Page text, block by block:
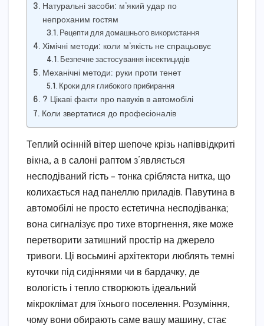
Натуральні засоби: м’який удар по
непроханим гостям
Рецепти для домашнього використання
Хімічні методи: коли м’якість не спрацьовує
Безпечне застосування інсектицидів
Механічні методи: руки проти тенет
Кроки для глибокого прибирання
? Цікаві факти про павуків в автомобілі
Коли звертатися до професіоналів
Теплий осінній вітер шепоче крізь напіввідкриті
вікна, а в салоні раптом з’являється
несподіваний гість – тонка срібляста нитка, що
колихається над панеллю приладів. Павутина в
автомобілі не просто естетична несподіванка;
вона сигналізує про тихе вторгнення, яке може
перетворити затишний простір на джерело
тривоги. Ці восьмині архітектори люблять темні
куточки під сидіннями чи в бардачку, де
вологість і тепло створюють ідеальний
мікроклімат для їхнього поселення. Розуміння,
чому вони обирають саме вашу машину, стає